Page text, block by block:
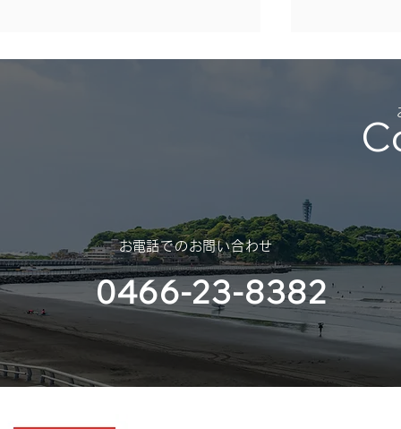
（神奈川大
部様）
​お電話でのお問い合わせ
0466-23-8382